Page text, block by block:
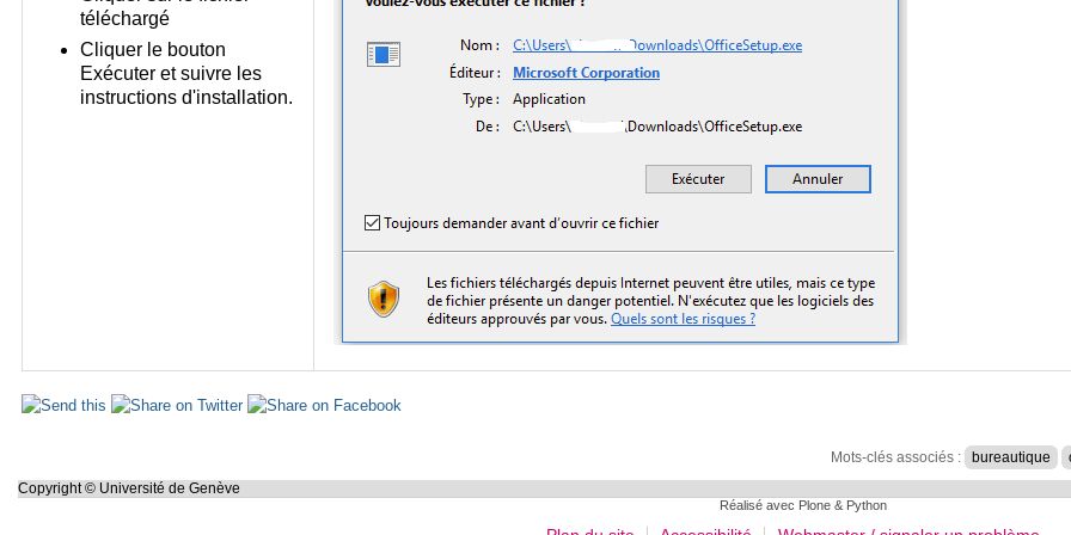
téléchargé
Cliquer le bouton
Exécuter et suivre les
instructions d'installation.
Actions
document
Mots-clés associés : bureautique
Copyright © Université de Genève
Réalisé avec Plone & Python